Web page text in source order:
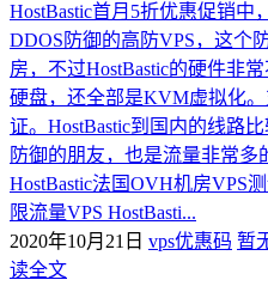
HostBastic首月5折优惠促销中
DDOS防御的高防VPS，这个
房，不过HostBastic的硬件非
硬盘，还全部是KVM虚拟化
证。HostBastic到国内的线路
防御的朋友，也是流量非常多
HostBastic法国OVH机房VPS
限流量VPS HostBasti...
2020年10月21日 vps优惠码 暂
读全文